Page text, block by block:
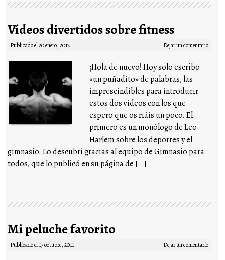
Vídeos divertidos sobre fitness
Publicado el20 enero, 2012 Dejar un comentario
¡Hola de nuevo! Hoy solo escribo
«un puñadito» de palabras, las
imprescindibles para introducir
estos dos vídeos con los que
espero que os riáis un poco. El
primero es un monólogo de Leo
Harlem sobre los deportes y el
gimnasio. Lo descubrí gracias al equipo de Gimnasio para
todos, que lo publicó en su página de […]
Mi peluche favorito
Publicado el17 octubre, 2011 Dejar un comentario